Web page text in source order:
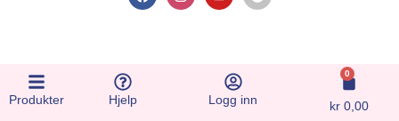
Produkter Hjelp Logg inn
0
kr 0,00